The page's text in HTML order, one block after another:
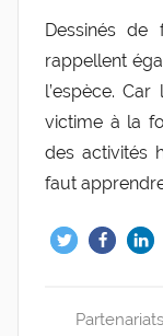
Dessinés de
rappellent
l’espèce.
victime à la
des activités
faut
Partenariats